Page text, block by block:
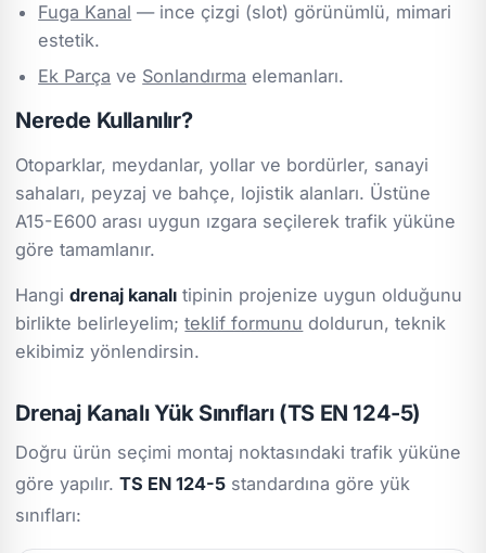
Fuga Kanal — ince çizgi (slot) görünümlü, mimari
estetik.
Ek Parça ve Sonlandırma elemanları.
Nerede Kullanılır?
Otoparklar, meydanlar, yollar ve bordürler, sanayi
sahaları, peyzaj ve bahçe, lojistik alanları. Üstüne
A15-E600 arası uygun ızgara seçilerek trafik yüküne
göre tamamlanır.
Hangidrenaj kanalı tipinin projenize uygun olduğunu
birlikte belirleyelim;teklif formunu doldurun, teknik
ekibimiz yönlendirsin.
Drenaj Kanalı Yük Sınıfları (TS EN 124-5)
Doğru ürün seçimi montaj noktasındaki trafik yüküne
göre yapılır.TS EN 124-5 standardına göre yük
sınıfları: